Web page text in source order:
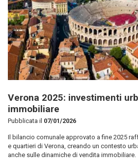
Verona 2025: investimenti
immobiliare
Pubblicata il 07/01/2026
Il bilancio comunale approvato a fine 2025
e quartieri di Verona, creando un contesto
anche sulle dinamiche di vendita immobiliare.